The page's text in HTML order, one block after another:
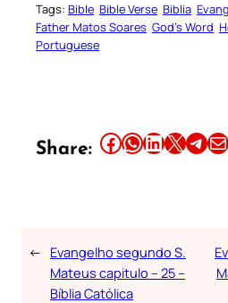
Tags: Bible Bible Verse Biblia
Father Matos Soares God’s Word
Portuguese
Share: Share this article on Facebook Share this article on WhatsApp Share this article on LinkedIn Share this article on X Share this article on TelegramEmail this Article
← Evangelho segundo S.
Mateus capitulo – 25 –
Bíblia Católica